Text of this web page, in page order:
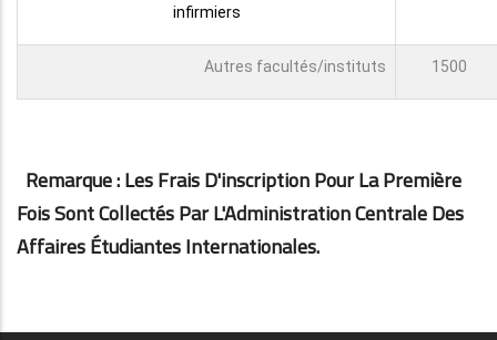
infirmiers
Autres facultés/instituts 1500
Remarque : Les Frais D'inscription Pour La Première
Fois Sont Collectés Par L'Administration Centrale Des
Affaires Étudiantes Internationales.